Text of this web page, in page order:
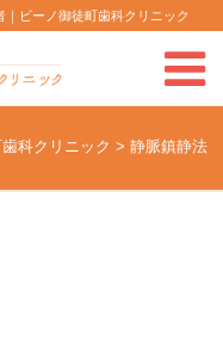
ビーノ御徒町歯科クリニック
科クリニック > 静脈鎮静法